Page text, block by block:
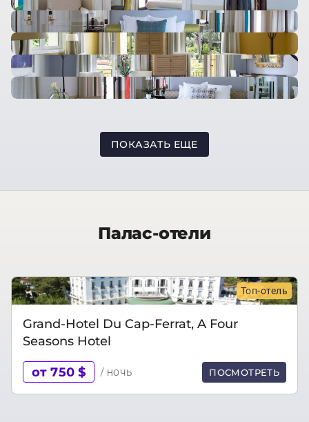
ПОКАЗАТЬ ЕЩЕ
Палас-отели
Топ-отель
Grand-Hotel Du Cap-Ferrat, A Four
Seasons Hotel
от 750 $ / ночь ПОСМОТРЕТЬ